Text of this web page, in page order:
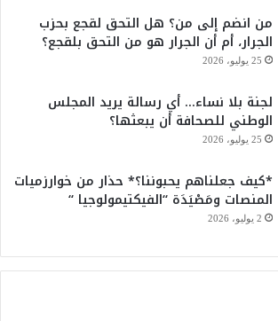
b
e
من انضم إلى من؟ هل التحق لقجع بحزب
الجرار، أم أن الجرار هو من التحق بلقجع؟
25 يوليو، 2026
لجنة بلا نساء… أي رسالة يريد المجلس
الوطني للصحافة أن يبعثها؟
25 يوليو، 2026
*كيف جعلناهم يحبوننا؟* حذار من خوارزميات
المنصات ومَصْيَدَة “الفيكتيمولوجيا “
2 يوليو، 2026